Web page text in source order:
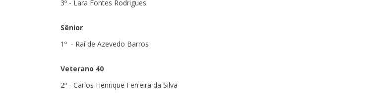
3º - Lara Fontes Rodrigues
Sênior
1º - Raí de Azevedo Barros
Veterano 40
2º - Carlos Henrique Ferreira da Silva